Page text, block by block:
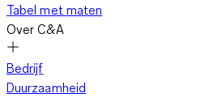
Tabel met maten
Over C&A
Bedrijf
Duurzaamheid